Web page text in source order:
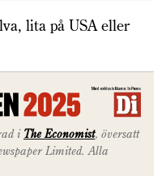
lita på USA eller
i The Economist, översatt
Limited. Alla